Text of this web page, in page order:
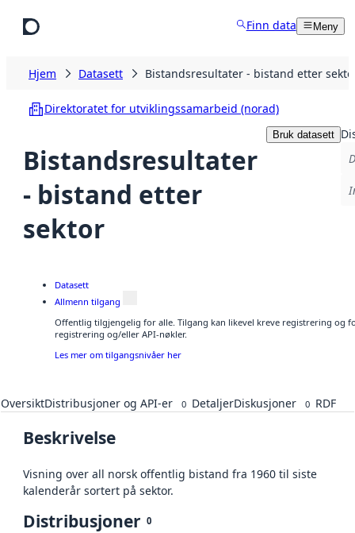
Finn data Meny
Hjem Datasett Bistandsresultater - bistand etter
Direktoratet for utviklingssamarbeid (norad)
Bistandsresultater
- bistand etter
sektor
Bruk datasett
Datasett
Allmenn tilgang
Offentlig tilgjengelig for alle. Tilgang kan likevel kreve registrering og
registrering og/eller API-nøkler.
Les mer om tilgangsnivåer her
OversiktDistribusjoner og API-er 0 DetaljerDiskusjoner 0 RDF
Beskrivelse
Visning over all norsk offentlig bistand fra 1960 til siste
kalenderår sortert på sektor.
Distribusjoner 0